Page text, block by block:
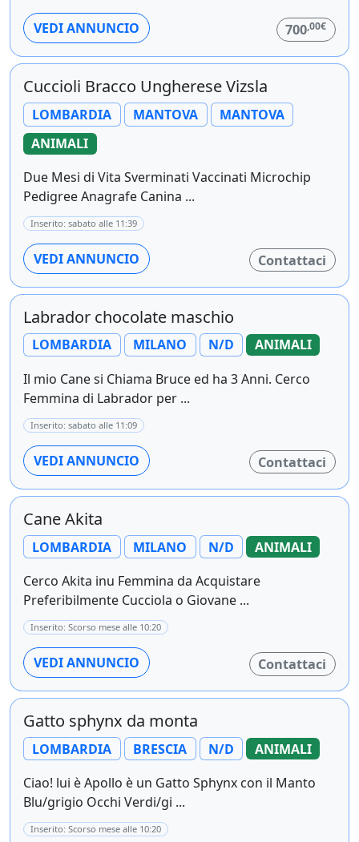
VEDI ANNUNCIO 700,00€
Cuccioli Bracco Ungherese Vizsla
LOMBARDIA MANTOVA
MANTOVA
ANIMALI
Due Mesi di Vita Sverminati Vaccinati Microchip
Pedigree Anagrafe Canina ...
Inserito: sabato alle 11:39
VEDI ANNUNCIO Contattaci
Labrador chocolate maschio
LOMBARDIA MILANO N/D
ANIMALI
Il mio Cane si Chiama Bruce ed ha 3 Anni. Cerco
Femmina di Labrador per ...
Inserito: sabato alle 11:09
VEDI ANNUNCIO Contattaci
Cane Akita
LOMBARDIA MILANO N/D
ANIMALI
Cerco Akita inu Femmina da Acquistare
Preferibilmente Cucciola o Giovane ...
Inserito: Scorso mese alle 10:20
VEDI ANNUNCIO Contattaci
Gatto sphynx da monta
LOMBARDIA BRESCIA N/D
ANIMALI
Ciao! lui è Apollo è un Gatto Sphynx con il Manto
Blu/grigio Occhi Verdi/gi ...
Inserito: Scorso mese alle 10:20